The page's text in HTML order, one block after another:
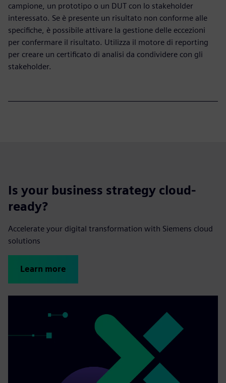
campione, un prototipo o un DUT con lo stakeholder
interessato. Se è presente un risultato non conforme alle
specifiche, è possibile attivare la gestione delle eccezioni
per confermare il risultato. Utilizza il motore di reporting
per creare un certificato di analisi da condividere con gli
stakeholder.
Is your business strategy cloud-
ready?
Accelerate your digital transformation with Siemens cloud
solutions
Learn more